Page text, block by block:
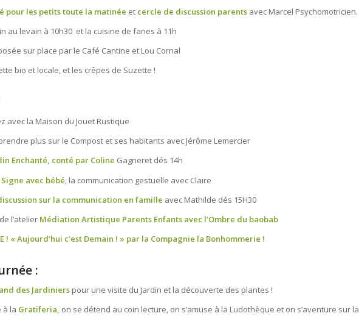
pour les petits toute la matinée et cercle de discussion parents avec Marcel Psychomotricien.
au levain à 10h30 et la cuisine de fanes à 11h
sur place par le Café Cantine et Lou Cornal
bio et locale, et les crêpes de Suzette !
avec la Maison du Jouet Rustique
plus sur le Compost et ses habitants avec Jérôme Lemercier
Enchanté, conté par Coline Gagneret dés 14h
avec bébé , la communication gestuelle avec Claire
sur la communication en famille avec Mathilde dés 15H30
l’atelier Médiation Artistique Parents Enfants avec l’Ombre du baobab
! « Aujourd’hui c’est Demain ! » par la Compagnie la Bonhommerie !
:
des Jardiniers pour une visite du Jardin et la découverte des plantes !
à la Gratiferia, on se détend au coin lecture, on s’amuse à la Ludothèque et on s’aventure sur la